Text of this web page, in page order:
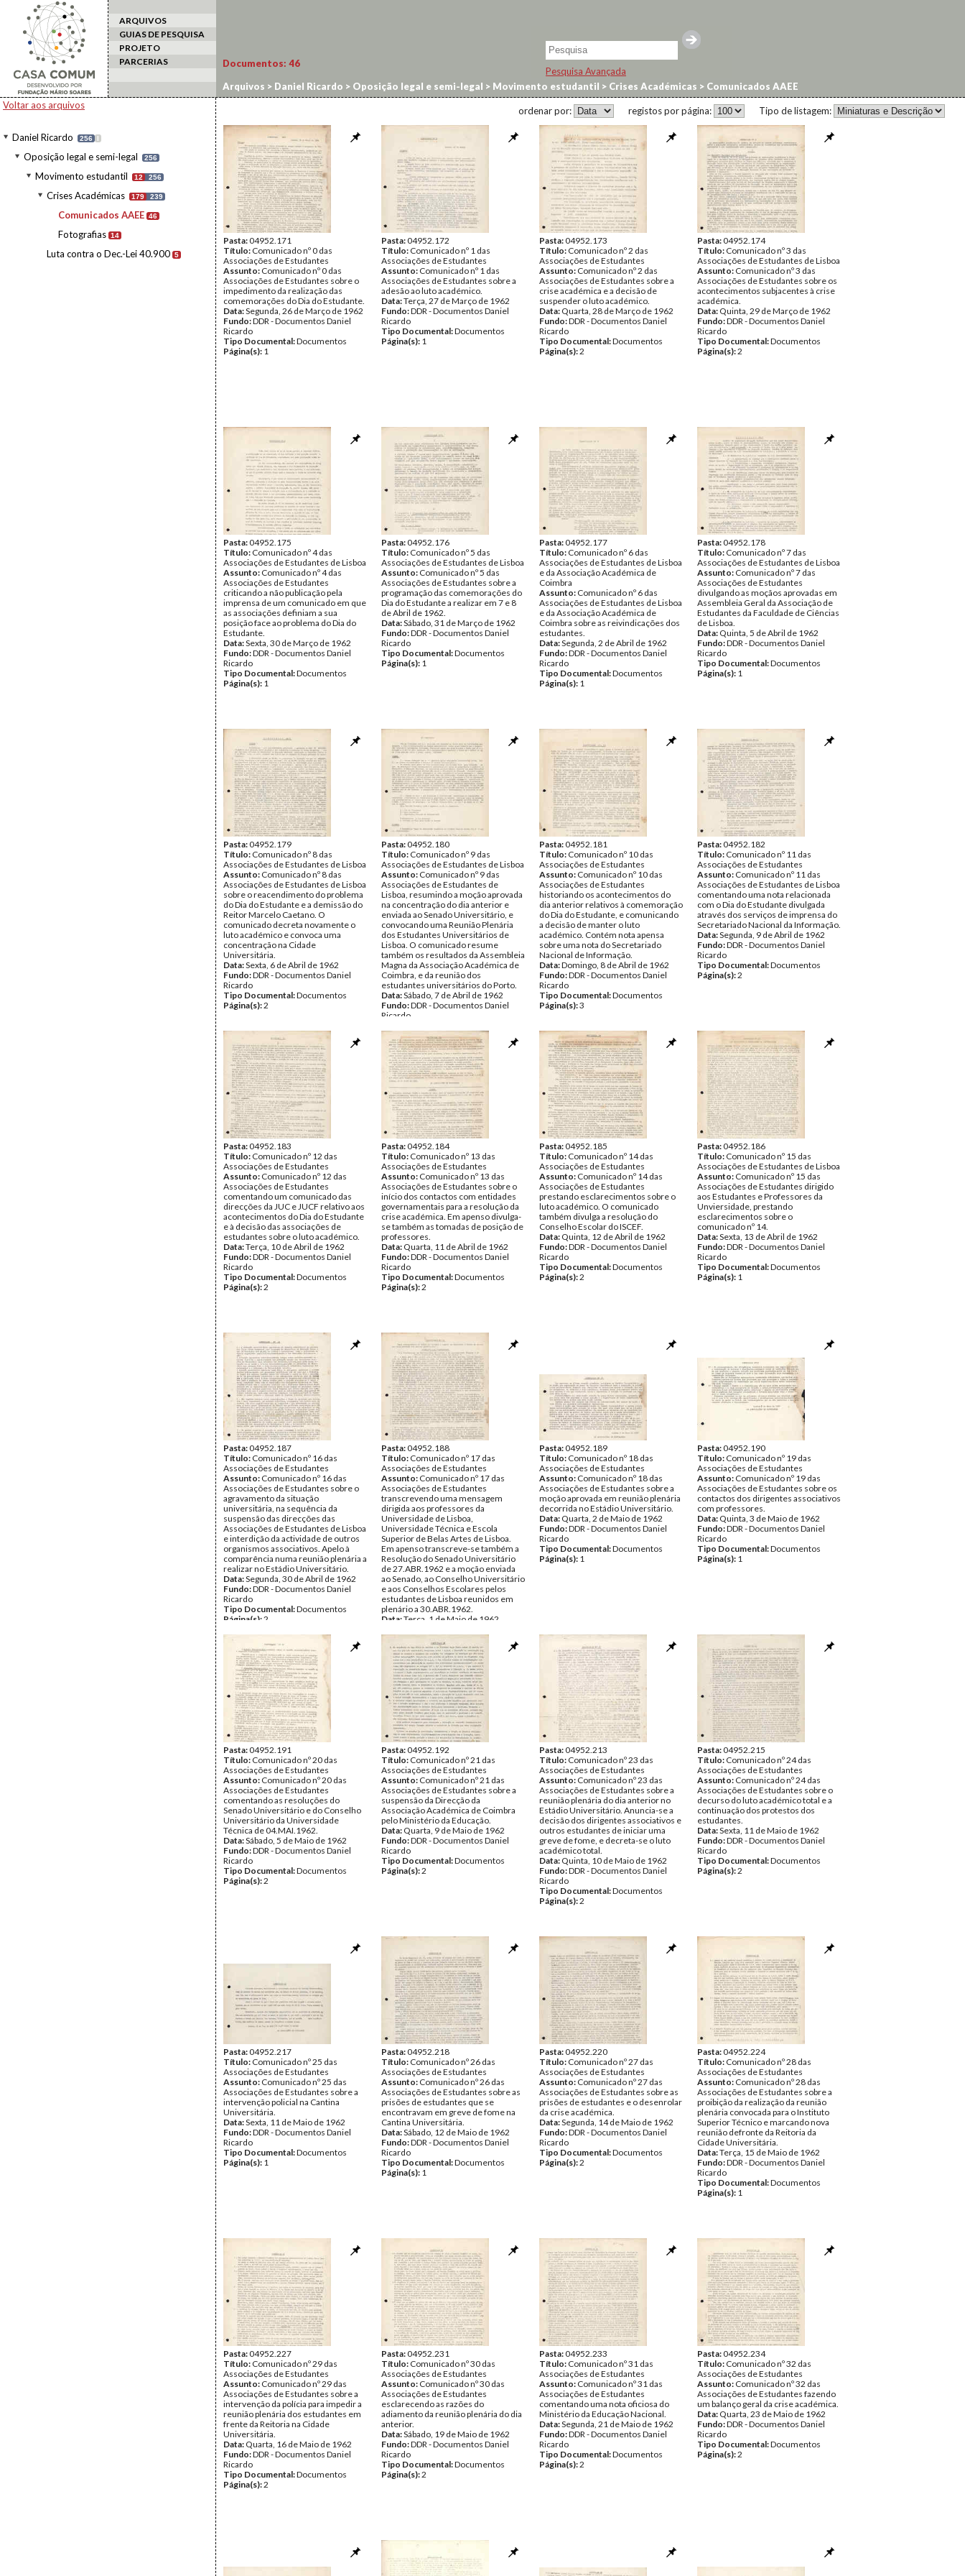
ARQUIVOS
GUIAS DE PESQUISA
PROJETO
PARCERIAS
Pesquisa Avançada
Voltar aos arquivos
Daniel Ricardo 256 I
Oposição legal e semi-legal 256
Movimento estudantil 12 256
Crises Académicas 179 239
Comunicados AAEE 46
Fotografias 14
Luta contra o Dec.-Lei 40.900 5
Documentos: 46
Arquivos > Daniel Ricardo > Oposição legal e semi-legal > Movimento estudantil > Crises Académicas > Comunicados AAEE
Tipo de listagem:
registos por página:
ordenar por:
Pasta:04952.171
Título: Comunicado nº 0 das
Associações de Estudantes
Assunto: Comunicado nº 0 das
Associações de Estudantes sobre o
impedimento da realização das
comemorações do Dia do Estudante.
Data:Segunda, 26 de Março de 1962
Fundo:DDR - Documentos Daniel
Ricardo
Tipo Documental:Documentos
Página(s): 1
Pasta:04952.172
Título: Comunicado nº 1 das
Associações de Estudantes
Assunto: Comunicado nº 1 das
Associações de Estudantes sobre a
adesão ao luto académico.
Data:Terça, 27 de Março de 1962
Fundo:DDR - Documentos Daniel
Ricardo
Tipo Documental:Documentos
Página(s): 1
Pasta:04952.173
Título: Comunicado nº 2 das
Associações de Estudantes
Assunto: Comunicado nº 2 das
Associações de Estudantes sobre a
crise académica e a decisão de
suspender o luto académico.
Data: Quarta, 28 de Março de 1962
Fundo:DDR - Documentos Daniel
Ricardo
Tipo Documental:Documentos
Página(s):2
Pasta:04952.174
Título: Comunicado nº 3 das
Associações de Estudantes de Lisboa
Assunto: Comunicado nº 3 das
Associações de Estudantes sobre os
acontecimentos subjacentes à crise
académica.
Data: Quinta, 29 de Março de 1962
Fundo:DDR - Documentos Daniel
Ricardo
Tipo Documental:Documentos
Página(s):2
Pasta:04952.175
Título: Comunicado nº 4 das
Associações de Estudantes de Lisboa
Assunto: Comunicado nº 4 das
Associações de Estudantes
criticando a não publicação pela
imprensa de um comunicado em que
as associações definiam a sua
posição face ao problema do Dia do
Estudante.
Data:Sexta, 30 de Março de 1962
Fundo:DDR - Documentos Daniel
Ricardo
Tipo Documental:Documentos
Página(s): 1
Pasta:04952.176
Título: Comunicado nº 5 das
Associações de Estudantes de Lisboa
Assunto: Comunicado nº 5 das
Associações de Estudantes sobre a
programação das comemorações do
Dia do Estudante a realizar em 7 e 8
de Abril de 1962.
Data:Sábado, 31 de Março de 1962
Fundo:DDR - Documentos Daniel
Ricardo
Tipo Documental:Documentos
Página(s): 1
Pasta:04952.177
Título: Comunicado nº 6 das
Associações de Estudantes de Lisboa
e da Associação Académica de
Coimbra
Assunto: Comunicado nº 6 das
Associações de Estudantes de Lisboa
e da Associação Académica de
Coimbra sobre as reivindicações dos
estudantes.
Data:Segunda, 2 de Abril de 1962
Fundo:DDR - Documentos Daniel
Ricardo
Tipo Documental:Documentos
Página(s): 1
Pasta:04952.178
Título: Comunicado nº 7 das
Associações de Estudantes de Lisboa
Assunto: Comunicado nº 7 das
Associações de Estudantes
divulgando as moçãos aprovadas em
Assembleia Geral da Associação de
Estudantes da Faculdade de Ciências
de Lisboa.
Data: Quinta, 5 de Abril de 1962
Fundo:DDR - Documentos Daniel
Ricardo
Tipo Documental:Documentos
Página(s): 1
Pasta:04952.179
Título: Comunicado nº 8 das
Associações de Estudantes de Lisboa
Assunto: Comunicado nº 8 das
Associações de Estudantes de Lisboa
sobre o reacendimento do problema
do Dia do Estudante e a demissão do
Reitor Marcelo Caetano. O
comunicado decreta novamente o
luto académico e convoca uma
concentração na Cidade
Universitária.
Data:Sexta, 6 de Abril de 1962
Fundo:DDR - Documentos Daniel
Ricardo
Tipo Documental:Documentos
Página(s):2
Pasta:04952.180
Título: Comunicado nº 9 das
Associações de Estudantes de Lisboa
Assunto: Comunicado nº 9 das
Associações de Estudantes de
Lisboa, resumindo a moção aprovada
na concentração do dia anterior e
enviada ao Senado Universitário, e
convocando uma Reunião Plenária
dos Estudantes Universitários de
Lisboa. O comunicado resume
também os resultados da Assembleia
Magna da Associação Académica de
Coimbra, e da reunião dos
estudantes universitários do Porto.
Data:Sábado, 7 de Abril de 1962
Fundo:DDR - Documentos Daniel
Ricardo
Página(s): 1
Pasta:04952.181
Título: Comunicado nº 10 das
Associações de Estudantes
Assunto: Comunicado nº 10 das
Associações de Estudantes
historiando os acontecimentos do
dia anterior relativos à comemoração
do Dia do Estudante, e comunicando
a decisão de manter o luto
académico. Contém nota apensa
sobre uma nota do Secretariado
Nacional de Informação.
Data:Domingo, 8 de Abril de 1962
Fundo:DDR - Documentos Daniel
Ricardo
Tipo Documental:Documentos
Página(s):3
Pasta:04952.182
Título: Comunicado nº 11 das
Associações de Estudantes
Assunto: Comunicado nº 11 das
Associações de Estudantes de Lisboa
comentando uma nota relacionada
com o Dia do Estudante divulgada
através dos serviços de imprensa do
Secretariado Nacional da Informação.
Data:Segunda, 9 de Abril de 1962
Fundo:DDR - Documentos Daniel
Ricardo
Tipo Documental:Documentos
Página(s):2
Pasta:04952.183
Título: Comunicado nº 12 das
Associações de Estudantes
Assunto: Comunicado nº 12 das
Associações de Estudantes
comentando um comunicado das
direcções da JUC e JUCF relativo aos
acontecimentos do Dia do Estudante
e à decisão das associações de
estudantes sobre o luto académico.
Data:Terça, 10 de Abril de 1962
Fundo:DDR - Documentos Daniel
Ricardo
Tipo Documental:Documentos
Página(s):2
Pasta:04952.184
Título: Comunicado nº 13 das
Associações de Estudantes
Assunto: Comunicado nº 13 das
Associações de Estudantes sobre o
início dos contactos com entidades
governamentais para a resolução da
crise académica. Em apenso divulga-
se também as tomadas de posição de
professores.
Data: Quarta, 11 de Abril de 1962
Fundo:DDR - Documentos Daniel
Ricardo
Tipo Documental:Documentos
Página(s):2
Pasta:04952.185
Título: Comunicado nº 14 das
Associações de Estudantes
Assunto: Comunicado nº 14 das
Associações de Estudantes
prestando esclarecimentos sobre o
luto académico. O comunicado
também divulga a resolução do
Conselho Escolar do ISCEF.
Data: Quinta, 12 de Abril de 1962
Fundo:DDR - Documentos Daniel
Ricardo
Tipo Documental:Documentos
Página(s):2
Pasta:04952.186
Título: Comunicado nº 15 das
Associações de Estudantes de Lisboa
Assunto: Comunicado nº 15 das
Associações de Estudantes dirigido
aos Estudantes e Professores da
Unviersidade, prestando
esclarecimentos sobre o
comunicado nº 14.
Data:Sexta, 13 de Abril de 1962
Fundo:DDR - Documentos Daniel
Ricardo
Tipo Documental:Documentos
Página(s): 1
Pasta:04952.187
Título: Comunicado nº 16 das
Associações de Estudantes
Assunto: Comunicado nº 16 das
Associações de Estudantes sobre o
agravamento da situação
universitária, na sequência da
suspensão das direcções das
Associações de Estudantes de Lisboa
e interdição da actividade de outros
organismos associativos. Apelo à
comparência numa reunião plenária a
realizar no Estádio Universitário.
Data:Segunda, 30 de Abril de 1962
Fundo:DDR - Documentos Daniel
Ricardo
Tipo Documental:Documentos
Página(s):2
Pasta:04952.188
Título: Comunicado nº 17 das
Associações de Estudantes
Assunto: Comunicado nº 17 das
Associações de Estudantes
transcrevendo uma mensagem
dirigida aos professores da
Universidade de Lisboa,
Universidade Técnica e Escola
Superior de Belas Artes de Lisboa.
Em apenso transcreve-se também a
Resolução do Senado Universitário
de 27.ABR.1962 e a moção enviada
ao Senado, ao Conselho Universitário
e aos Conselhos Escolares pelos
estudantes de Lisboa reunidos em
plenário a 30.ABR.1962.
Data:Terça, 1 de Maio de 1962
Tipo Documental:Documentos
Página(s):2
Pasta:04952.189
Título: Comunicado nº 18 das
Associações de Estudantes
Assunto: Comunicado nº 18 das
Associações de Estudantes sobre a
moção aprovada em reunião plenária
decorrida no Estádio Universitário.
Data: Quarta, 2 de Maio de 1962
Fundo:DDR - Documentos Daniel
Ricardo
Tipo Documental:Documentos
Página(s): 1
Pasta:04952.190
Título: Comunicado nº 19 das
Associações de Estudantes
Assunto: Comunicado nº 19 das
Associações de Estudantes sobre os
contactos dos dirigentes associativos
com professores.
Data: Quinta, 3 de Maio de 1962
Fundo:DDR - Documentos Daniel
Ricardo
Tipo Documental:Documentos
Página(s): 1
Pasta:04952.191
Título: Comunicado nº 20 das
Associações de Estudantes
Assunto: Comunicado nº 20 das
Associações de Estudantes
comentando as resoluções do
Senado Universitário e do Conselho
Universitário da Universidade
Técnica de 04.MAI.1962.
Data:Sábado, 5 de Maio de 1962
Fundo:DDR - Documentos Daniel
Ricardo
Tipo Documental:Documentos
Página(s):2
Pasta:04952.192
Título: Comunicado nº 21 das
Associações de Estudantes
Assunto: Comunicado nº 21 das
Associações de Estudantes sobre a
suspensão da Direcção da
Associação Académica de Coimbra
pelo Ministério da Educação.
Data: Quarta, 9 de Maio de 1962
Fundo:DDR - Documentos Daniel
Ricardo
Tipo Documental:Documentos
Página(s):2
Pasta:04952.213
Título: Comunicado nº 23 das
Associações de Estudantes
Assunto: Comunicado nº 23 das
Associações de Estudantes sobre a
reunião plenária do dia anterior no
Estádio Universitário. Anuncia-se a
decisão dos dirigentes associativos e
outros estudantes de iniciar uma
greve de fome, e decreta-se o luto
académico total.
Data: Quinta, 10 de Maio de 1962
Fundo:DDR - Documentos Daniel
Ricardo
Tipo Documental:Documentos
Página(s):2
Pasta:04952.215
Título: Comunicado nº 24 das
Associações de Estudantes
Assunto: Comunicado nº 24 das
Associações de Estudantes sobre o
decurso do luto académico total e a
continuação dos protestos dos
estudantes.
Data:Sexta, 11 de Maio de 1962
Fundo:DDR - Documentos Daniel
Ricardo
Tipo Documental:Documentos
Página(s):2
Pasta:04952.217
Título: Comunicado nº 25 das
Associações de Estudantes
Assunto: Comunicado nº 25 das
Associações de Estudantes sobre a
intervenção policial na Cantina
Universitária.
Data:Sexta, 11 de Maio de 1962
Fundo:DDR - Documentos Daniel
Ricardo
Tipo Documental:Documentos
Página(s): 1
Pasta:04952.218
Título: Comunicado nº 26 das
Associações de Estudantes
Assunto: Comunicado nº 26 das
Associações de Estudantes sobre as
prisões de estudantes que se
encontravam em greve de fome na
Cantina Universitária.
Data:Sábado, 12 de Maio de 1962
Fundo:DDR - Documentos Daniel
Ricardo
Tipo Documental:Documentos
Página(s): 1
Pasta:04952.220
Título: Comunicado nº 27 das
Associações de Estudantes
Assunto: Comunicado nº 27 das
Associações de Estudantes sobre as
prisões de estudantes e o desenrolar
da crise académica.
Data:Segunda, 14 de Maio de 1962
Fundo:DDR - Documentos Daniel
Ricardo
Tipo Documental:Documentos
Página(s):2
Pasta:04952.224
Título: Comunicado nº 28 das
Associações de Estudantes
Assunto: Comunicado nº 28 das
Associações de Estudantes sobre a
proibição da realização da reunião
plenária convocada para o Instituto
Superior Técnico e marcando nova
reunião defronte da Reitoria da
Cidade Universitária.
Data:Terça, 15 de Maio de 1962
Fundo:DDR - Documentos Daniel
Ricardo
Tipo Documental:Documentos
Página(s): 1
Pasta:04952.227
Título: Comunicado nº 29 das
Associações de Estudantes
Assunto: Comunicado nº 29 das
Associações de Estudantes sobre a
intervenção da polícia para impedir a
reunião plenária dos estudantes em
frente da Reitoria na Cidade
Universitária.
Data: Quarta, 16 de Maio de 1962
Fundo:DDR - Documentos Daniel
Ricardo
Tipo Documental:Documentos
Página(s):2
Pasta:04952.231
Título: Comunicado nº 30 das
Associações de Estudantes
Assunto: Comunicado nº 30 das
Associações de Estudantes
esclarecendo as razões do
adiamento da reunião plenária do dia
anterior.
Data:Sábado, 19 de Maio de 1962
Fundo:DDR - Documentos Daniel
Ricardo
Tipo Documental:Documentos
Página(s):2
Pasta:04952.233
Título: Comunicado nº 31 das
Associações de Estudantes
Assunto: Comunicado nº 31 das
Associações de Estudantes
comentando uma nota oficiosa do
Ministério da Educação Nacional.
Data:Segunda, 21 de Maio de 1962
Fundo:DDR - Documentos Daniel
Ricardo
Tipo Documental:Documentos
Página(s):2
Pasta:04952.234
Título: Comunicado nº 32 das
Associações de Estudantes
Assunto: Comunicado nº 32 das
Associações de Estudantes fazendo
um balanço geral da crise académica.
Data: Quarta, 23 de Maio de 1962
Fundo:DDR - Documentos Daniel
Ricardo
Tipo Documental:Documentos
Página(s):2